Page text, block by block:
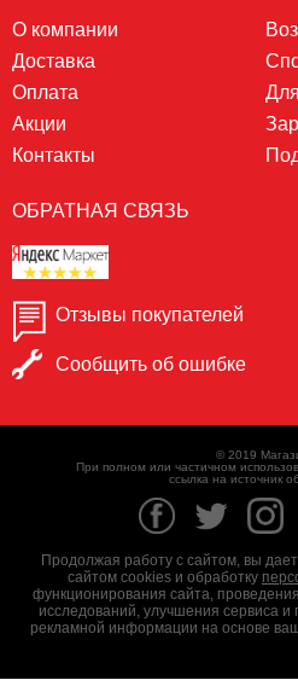
О компании
Доставка
Оплата
Акции
Контакты
ОБРАТНАЯ СВЯЗЬ
Отзывы покупателей
Сообщить об ошибке
© 2019
При полном или частичном
ссылка на источник
Продолжая работу с сайтом, вы
сайтом cookies и обработку
функционирования сайта,
исследований, улучшения сервиса
рекламной информации на основе